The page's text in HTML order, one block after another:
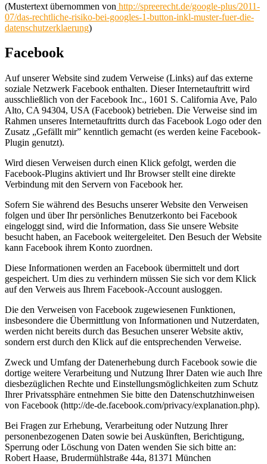
(Mustertext übernommen von http://spreerecht.de/google-plus/2011-
07/das-rechtliche-risiko-bei-googles-1-button-inkl-muster-fuer-die-
datenschutzerklaerung)
Facebook
Auf unserer Website sind zudem Verweise (Links) auf das externe
soziale Netzwerk Facebook enthalten. Dieser Internetauftritt wird
ausschließlich von der Facebook Inc., 1601 S. California Ave, Palo
Alto, CA 94304, USA (Facebook) betrieben. Die Verweise sind im
Rahmen unseres Internetauftritts durch das Facebook Logo oder den
Zusatz „Gefällt mir” kenntlich gemacht (es werden keine Facebook-
Plugin genutzt).
Wird diesen Verweisen durch einen Klick gefolgt, werden die
Facebook-Plugins aktiviert und Ihr Browser stellt eine direkte
Verbindung mit den Servern von Facebook her.
Sofern Sie während des Besuchs unserer Website den Verweisen
folgen und über Ihr persönliches Benutzerkonto bei Facebook
eingeloggt sind, wird die Information, dass Sie unsere Website
besucht haben, an Facebook weitergeleitet. Den Besuch der Website
kann Facebook ihrem Konto zuordnen.
Diese Informationen werden an Facebook übermittelt und dort
gespeichert. Um dies zu verhindern müssen Sie sich vor dem Klick
auf den Verweis aus Ihrem Facebook-Account ausloggen.
Die den Verweisen von Facebook zugewiesenen Funktionen,
insbesondere die Übermittlung von Informationen und Nutzerdaten,
werden nicht bereits durch das Besuchen unserer Website aktiv,
sondern erst durch den Klick auf die entsprechenden Verweise.
Zweck und Umfang der Datenerhebung durch Facebook sowie die
dortige weitere Verarbeitung und Nutzung Ihrer Daten wie auch Ihre
diesbezüglichen Rechte und Einstellungsmöglichkeiten zum Schutz
Ihrer Privatssphäre entnehmen Sie bitte den Datenschutzhinweisen
von Facebook (http://de-de.facebook.com/privacy/explanation.php).
Bei Fragen zur Erhebung, Verarbeitung oder Nutzung Ihrer
personenbezogenen Daten sowie bei Auskünften, Berichtigung,
Sperrung oder Löschung von Daten wenden Sie sich bitte an:
Robert Haase, Brudermühlstraße 44a, 81371 München